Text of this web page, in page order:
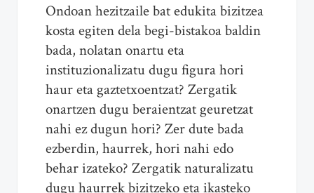
Ondoan hezitzaile bat edukita bizitzea
kosta egiten dela begi-bistakoa baldin
bada, nolatan onartu eta
instituzionalizatu dugu figura hori
haur eta gaztetxoentzat? Zergatik
onartzen dugu beraientzat geuretzat
nahi ez dugun hori? Zer dute bada
ezberdin, haurrek, hori nahi edo
behar izateko? Zergatik naturalizatu
dugu haurrek bizitzeko eta ikasteko